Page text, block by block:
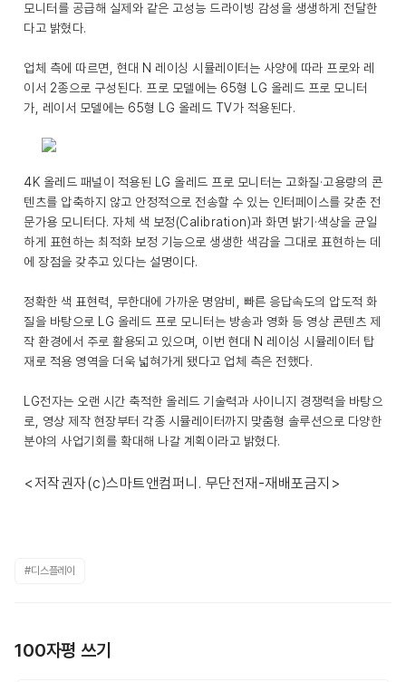
모니터를 공급해 실제와 같은 고성능 드라이빙 감성을 생생하게 전달한
다고 밝혔다.
업체 측에 따르면, 현대 N 레이싱 시뮬레이터는 사양에 따라 프로와 레
이서 2종으로 구성된다. 프로 모델에는 65형 LG 올레드 프로 모니터
가, 레이서 모델에는 65형 LG 올레드 TV가 적용된다.
4K 올레드 패널이 적용된 LG 올레드 프로 모니터는 고화질·고용량의 콘
텐츠를 압축하지 않고 안정적으로 전송할 수 있는 인터페이스를 갖춘 전
문가용 모니터다. 자체 색 보정(Calibration)과 화면 밝기·색상을 균일
하게 표현하는 최적화 보정 기능으로 생생한 색감을 그대로 표현하는 데
에 장점을 갖추고 있다는 설명이다.
정확한 색 표현력, 무한대에 가까운 명암비, 빠른 응답속도의 압도적 화
질을 바탕으로 LG 올레드 프로 모니터는 방송과 영화 등 영상 콘텐츠 제
작 환경에서 주로 활용되고 있으며, 이번 현대 N 레이싱 시뮬레이터 탑
재로 적용 영역을 더욱 넓혀가게 됐다고 업체 측은 전했다.
LG전자는 오랜 시간 축적한 올레드 기술력과 사이니지 경쟁력을 바탕으
로, 영상 제작 현장부터 각종 시뮬레이터까지 맞춤형 솔루션으로 다양한
분야의 사업기회를 확대해 나갈 계획이라고 밝혔다.
<저작권자(c)스마트앤컴퍼니. 무단전재-재배포금지>
#디스플레이
100자평 쓰기